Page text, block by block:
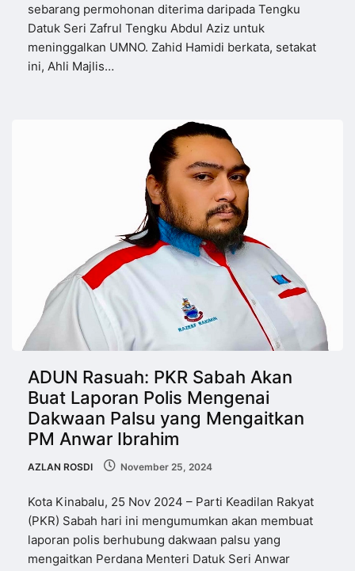
sebarang permohonan diterima daripada Tengku
Datuk Seri Zafrul Tengku Abdul Aziz untuk
meninggalkan UMNO. Zahid Hamidi berkata, setakat
ini, Ahli Majlis…
ADUN Rasuah: PKR Sabah Akan
Buat Laporan Polis Mengenai
Dakwaan Palsu yang Mengaitkan
PM Anwar Ibrahim
AZLAN ROSDI November 25, 2024
Kota Kinabalu, 25 Nov 2024 – Parti Keadilan Rakyat
(PKR) Sabah hari ini mengumumkan akan membuat
laporan polis berhubung dakwaan palsu yang
mengaitkan Perdana Menteri Datuk Seri Anwar